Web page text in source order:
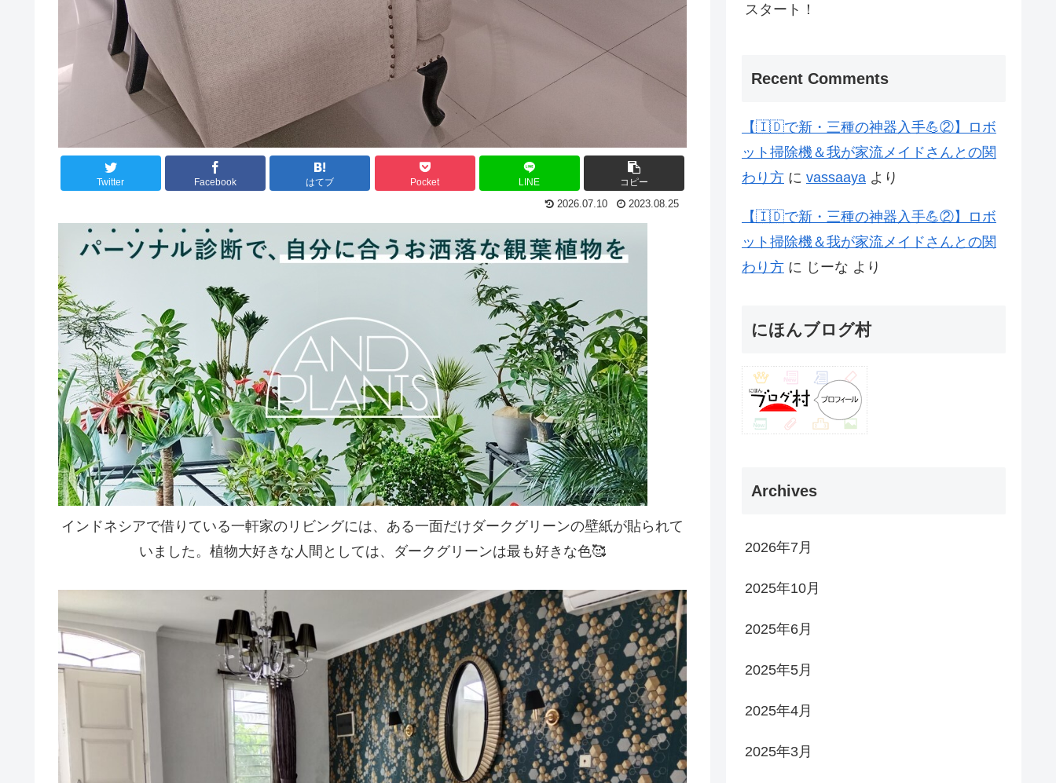
Twitter Facebook はてブ Pocket LINE コピー
2026.07.10 2023.08.25
インドネシアで借りている一軒家のリビングには、ある一面だけダークグリーンの壁紙が貼られて
いました。植物大好きな人間としては、ダークグリーンは最も好きな色🥰
スタート！
Recent Comments
【🇮🇩で新・三種の神器入手💪②】ロボ
ット掃除機＆我が家流メイドさんとの関
わり方 に vassaaya より
【🇮🇩で新・三種の神器入手💪②】ロボ
ット掃除機＆我が家流メイドさんとの関
わり方 に じーな より
にほんブログ村
Archives
2026年7月
2025年10月
2025年6月
2025年5月
2025年4月
2025年3月